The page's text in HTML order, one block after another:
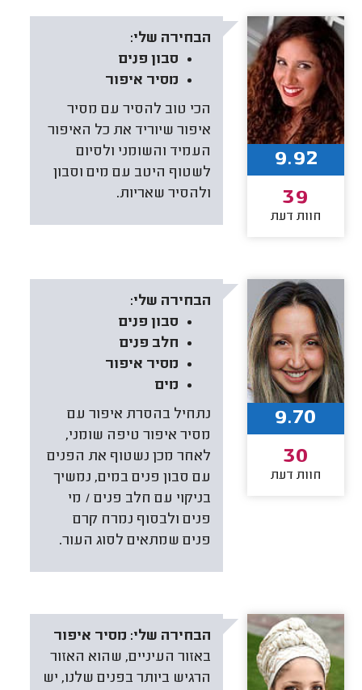
הבחירה שלי:
סבון פנים
מסיר איפור
הכי טוב להסיר עם מסיר
איפור שיוריד את כל האיפור
העמיד והשומני ולסיום
לשטוף היטב עם מים וסבון
ולהסיר שאריות.
9.92
39
חוות דעת
הבחירה שלי:
סבון פנים
חלב פנים
מסיר איפור
מים
נתחיל בהסרת איפור עם
מסיר איפור טיפה שומני,
לאחר מכן נשטוף את הפנים
עם סבון פנים במים, נמשיך
בניקוי עם חלב פנים / מי
פנים ולבסוף נמרח קרם
פנים שמתאים לסוג העור.
9.70
30
חוות דעת
הבחירה שלי: מסיר איפור
באזור העיניים, שהוא האזור
הרגיש ביותר בפנים שלנו, יש